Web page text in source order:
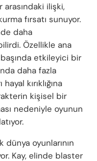
ilişki,
fırsatı sunuyor.
daha
Özellikle ana
etkileyici bir
daha fazla
kırıklığına
kişisel bir
nedeniyle oyunun
dünya oyunlarının
Kay, elinde blaster